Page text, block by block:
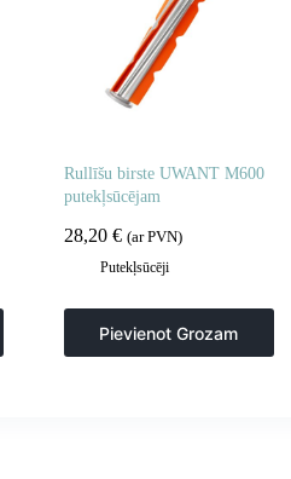
Rullīšu birste UWANT M600
putekļsūcējam
28,20 € (ar PVN)
Putekļsūcēji
Pievienot Grozam